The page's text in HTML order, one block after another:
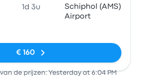
1d 3u
Schiphol (AMS)
Airport
€ 160
de prijzen: Yesterday at 6:04 PM